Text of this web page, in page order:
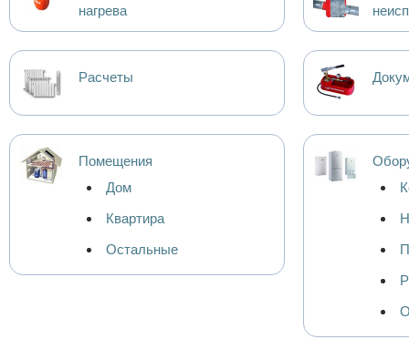
нагрева
Расчеты
Помещения
Дом
Квартира
Остальные